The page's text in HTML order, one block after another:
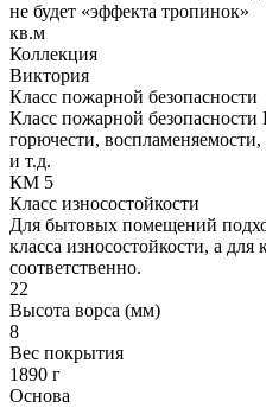
не будет «эффекта тропинок»
кв.м
Коллекция
Виктория
Класс пожарной безопасности
Класс пожарной
горючести,
и т.д.
КМ 5
Класс износостойкости
Для бытовых помещений
класса износостойкости, а
соответственно.
22
Высота ворса (мм)
8
Вес покрытия
1890 г
Основа